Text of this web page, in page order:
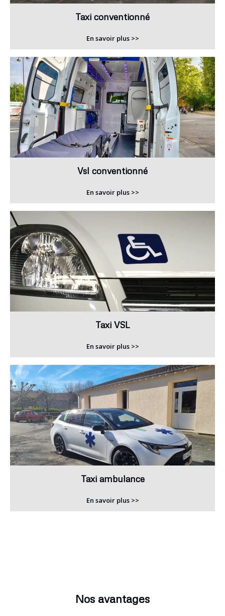
Taxi conventionné
En savoir plus >>
Vsl conventionné
En savoir plus >>
Taxi VSL
En savoir plus >>
Taxi ambulance
En savoir plus >>
Nos avantages